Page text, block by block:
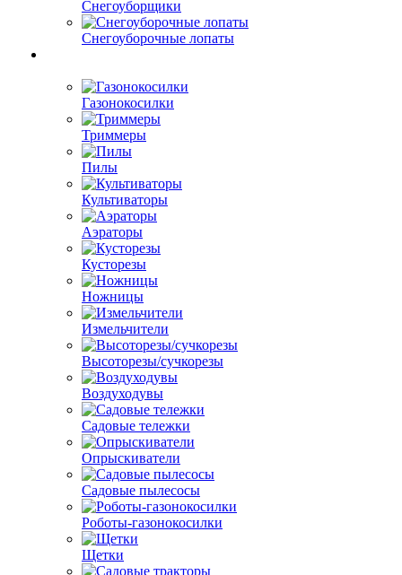
Снегоуборщики
Снегоуборочные лопаты
Газонокосилки
Триммеры
Пилы
Культиваторы
Аэраторы
Кусторезы
Ножницы
Измельчители
Высоторезы/сучкорезы
Воздуходувы
Садовые тележки
Опрыскиватели
Садовые пылесосы
Роботы-газонокосилки
Щетки